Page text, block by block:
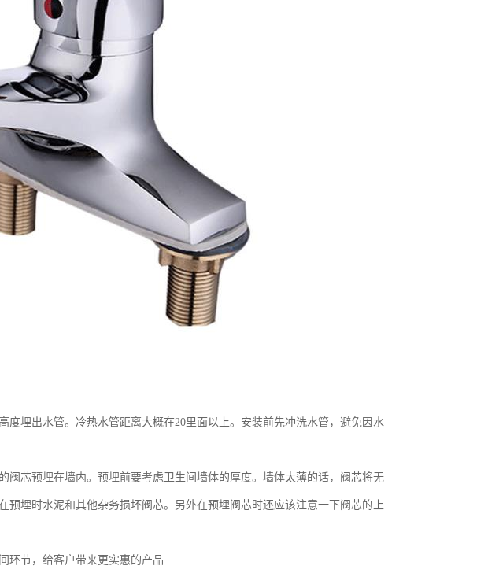
度埋出水管。冷热水管距离大概在20里面以上。安装前先冲洗水管，避免因水
阀芯预埋在墙内。预埋前要考虑卫生间墙体的厚度。墙体太薄的话，阀芯将无
预埋时水泥和其他杂务损坏阀芯。另外在预埋阀芯时还应该注意一下阀芯的上
环节，给客户带来更实惠的产品